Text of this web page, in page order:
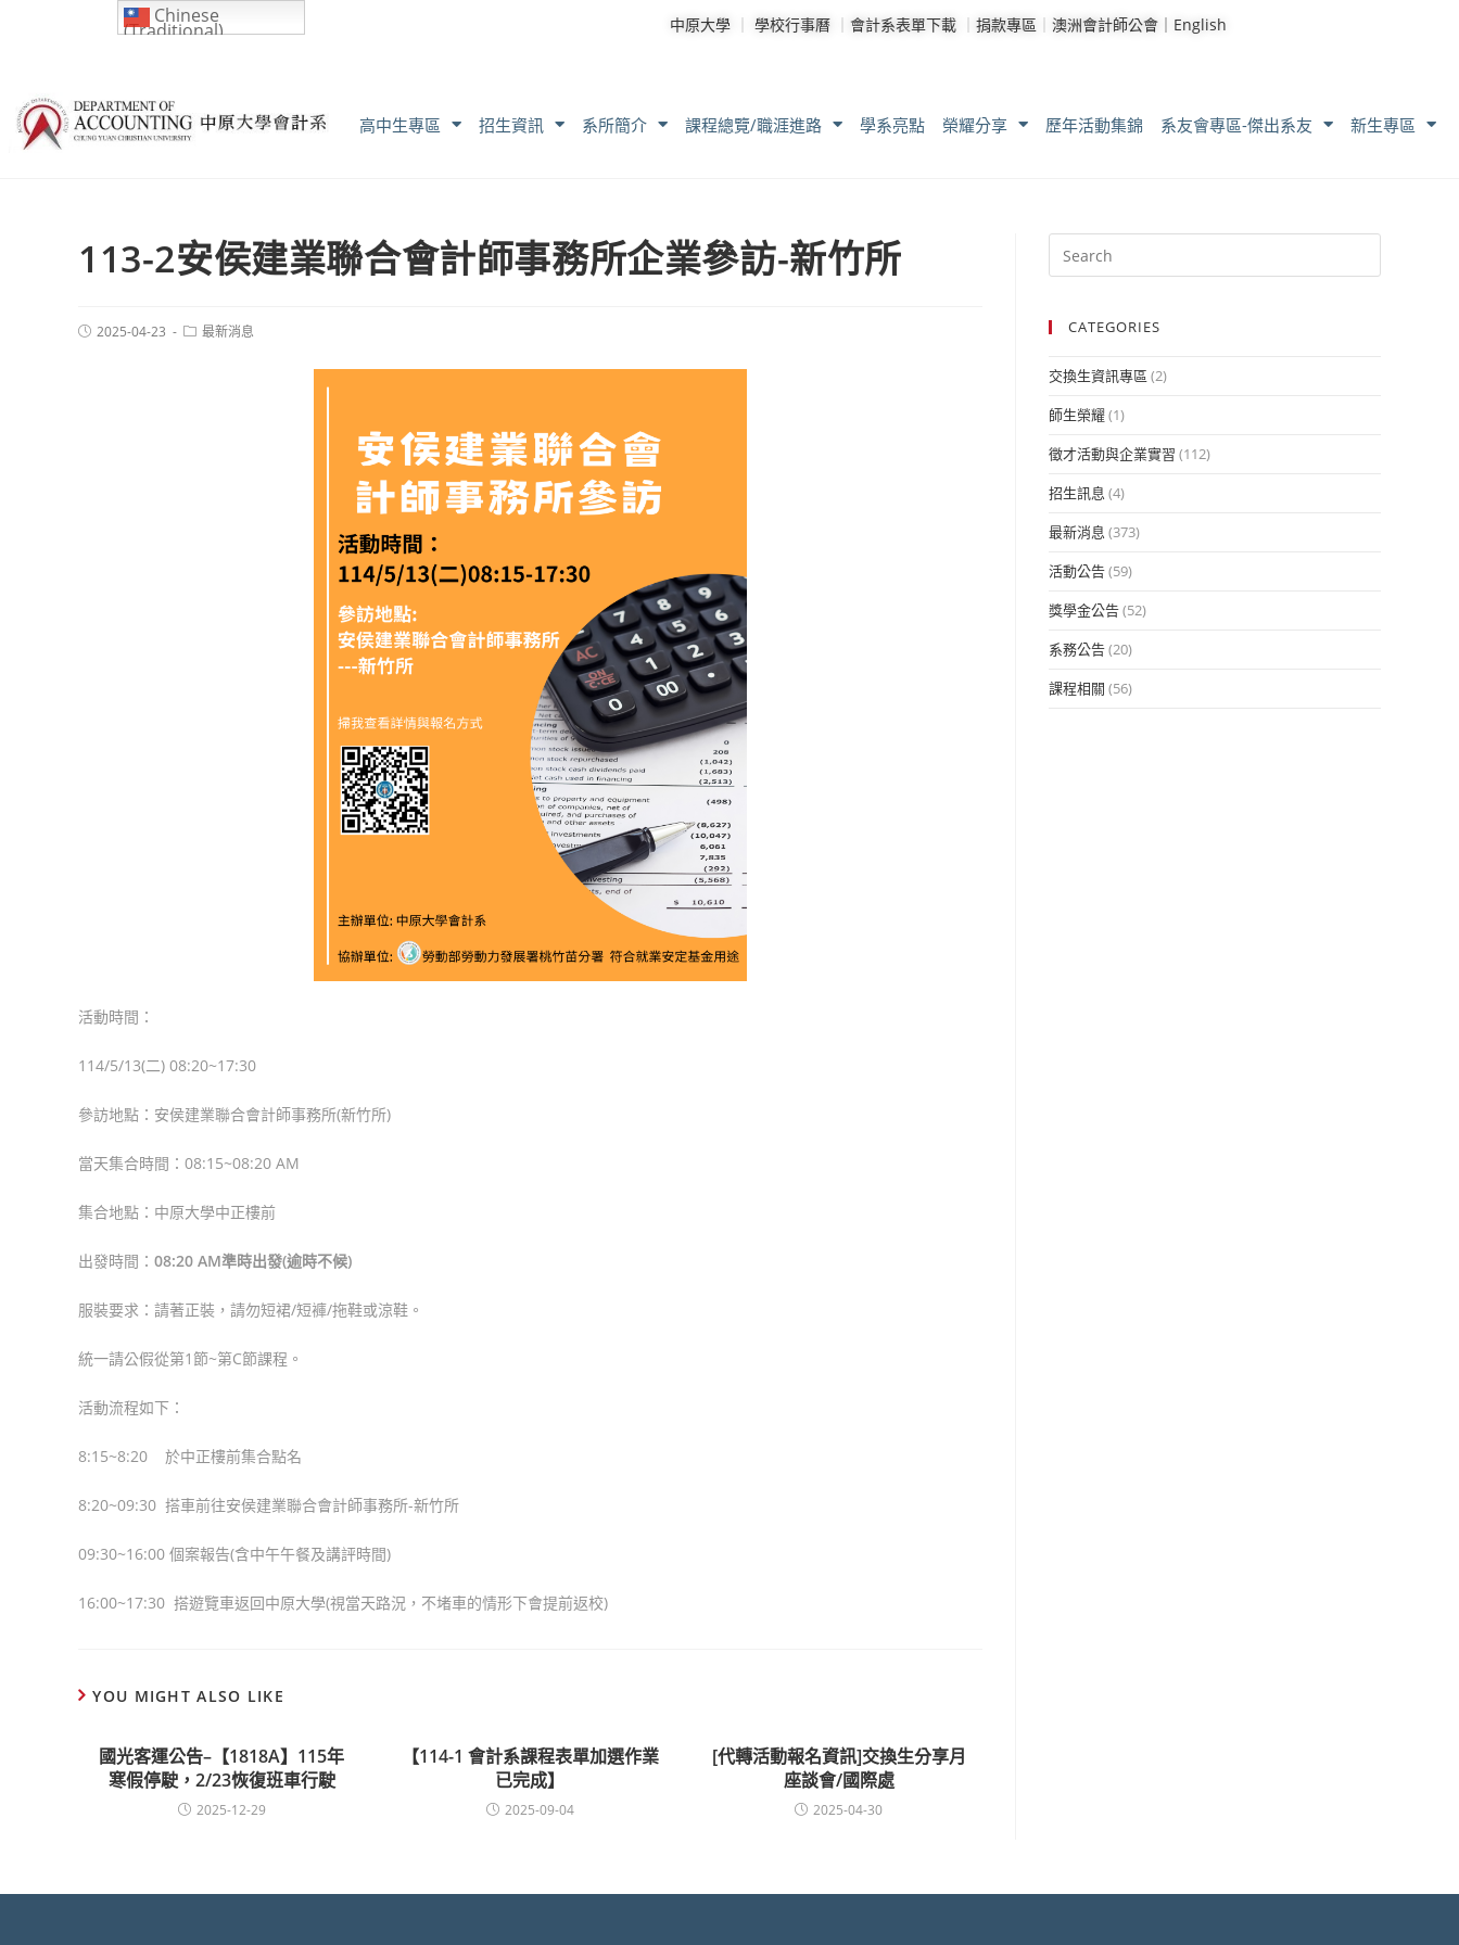
中原大學 ｜ 學校行事曆 ｜ 會計系表單下載 ｜ 捐款專區 ｜ 澳洲會計師公會｜ English
高中生專區 招生資訊 系所簡介 課程總覽/職涯進路 學系亮點 榮耀分享 歷年活動集錦 系友會專區-傑出系友 新生專區
113-2安侯建業聯合會計師事務所企業參訪-新竹所
2025-04-23 最新消息
活動時間：
114/5/13(二) 08:20~17:30
參訪地點：安侯建業聯合會計師事務所(新竹所)
當天集合時間：08:15~08:20 AM
集合地點：中原大學中正樓前
出發時間： 08:20 AM準時出發(逾時不候)
服裝要求：請著正裝，請勿短裙/短褲/拖鞋或涼鞋。
統一請公假從第1節~第C節課程。
活動流程如下：
8:15~8:20 於中正樓前集合點名
8:20~09:30 搭車前往安侯建業聯合會計師事務所-新竹所
09:30~16:00 個案報告(含中午午餐及講評時間)
16:00~17:30 搭遊覽車返回中原大學(視當天路況，不堵車的情形下會提前返校)
YOU MIGHT ALSO LIKE
國光客運公告–【1818A】115年
寒假停駛，2/23恢復班車行駛
2025-12-29
【114-1 會計系課程表單加選作業
已完成】
2025-09-04
[代轉活動報名資訊]交換生分享月
座談會/國際處
2025-04-30
CATEGORIES
交換生資訊專區 (2)
師生榮耀(1)
徵才活動與企業實習 (112)
招生訊息 (4)
最新消息 (373)
活動公告(59)
獎學金公告(52)
系務公告(20)
課程相關 (56)
Chinese
(Traditional)